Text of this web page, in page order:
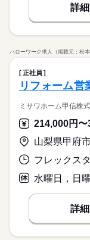
詳
ハローワーク求人（掲載元：松本
正社員
リフォーム営
ミサワホーム甲信株
山梨県甲府
水曜日，日
詳